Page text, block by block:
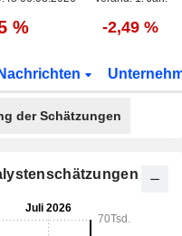
% -2,49 %
Nachrichten
der Schätzungen